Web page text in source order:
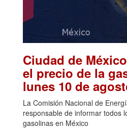
Ciudad de
el precio de la
lunes 10 de
La Comisión Nacional de
responsable de informar todos
gasolinas en México